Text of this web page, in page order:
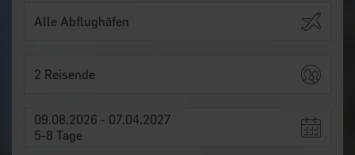
2 Reisende
09.08.2026 - 07.04.2027
5-8 Tage